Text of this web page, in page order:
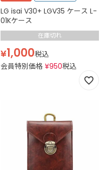
LG isai V30+ LGV35 ケース L-
01Kケース
在庫切れ
¥1,000税込
会員特別価格 ¥950税込